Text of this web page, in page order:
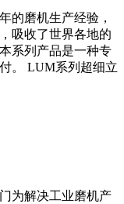
的磨机生产经验，
吸收了世界各地的
系列产品是一种专
。 LUM系列超细立
为解决工业磨机产